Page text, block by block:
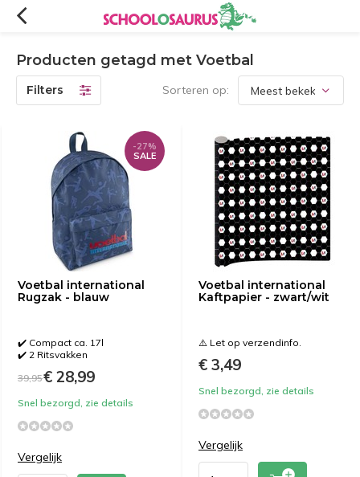
Producten getagd met Voetbal
Filters Sorteren op:
Voetbal international
Rugzak - blauw
-27%
SALE
✔️ Compact ca. 17l
✔️ 2 Ritsvakken
39,95€ 28,99
Snel bezorgd, zie details
Vergelijk
Voetbal international
Kaftpapier - zwart/wit
⚠️ Let op verzendinfo.
€ 3,49
Snel bezorgd, zie details
Vergelijk